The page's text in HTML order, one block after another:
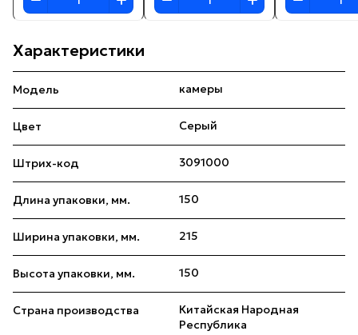
Характеристики
Модель камеры
Цвет Серый
Штрих-код 3091000
Длина упаковки, мм. 150
Ширина упаковки, мм. 215
Высота упаковки, мм. 150
Страна производства
Китайская Народная
Республика